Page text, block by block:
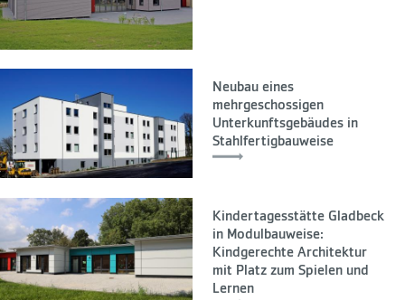
Neubau eines
mehrgeschossigen
Unterkunftsgebäudes in
Stahlfertigbauweise
Kindertagesstätte Gladbeck
in Modulbauweise:
Kindgerechte Architektur
mit Platz zum Spielen und
Lernen